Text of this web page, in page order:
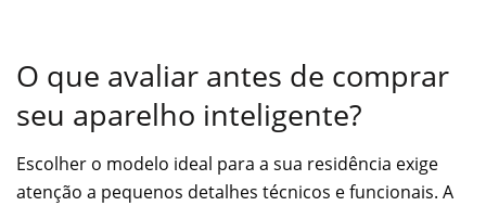
O que avaliar antes de comprar
seu aparelho inteligente?
Escolher o modelo ideal para a sua residência exige
atenção a pequenos detalhes técnicos e funcionais. A